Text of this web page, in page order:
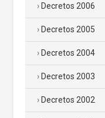
Decretos 2006
Decretos 2005
Decretos 2004
Decretos 2003
Decretos 2002